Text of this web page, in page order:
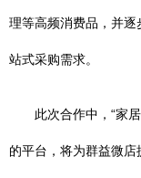
理等高频消费品，并
站式采购需求。
此次合作中，“家
的平台，将为群益微